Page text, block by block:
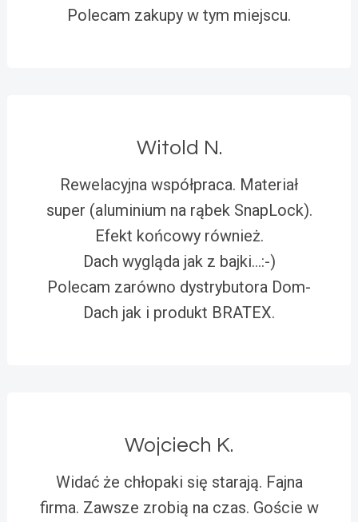
Polecam zakupy w tym miejscu.
Witold N.
Rewelacyjna współpraca. Materiał
super (aluminium na rąbek SnapLock).
Efekt końcowy również.
Dach wygląda jak z bajki…:-)
Polecam zarówno dystrybutora Dom-
Dach jak i produkt BRATEX.
Wojciech K.
Widać że chłopaki się starają. Fajna
firma. Zawsze zrobią na czas. Goście w